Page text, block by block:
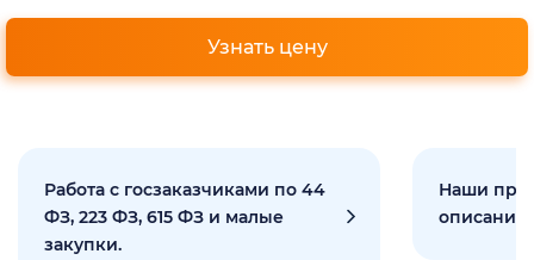
Узнать цену
Работа с госзаказчиками по 44
ФЗ, 223 ФЗ, 615 ФЗ и малые
закупки.
Наши